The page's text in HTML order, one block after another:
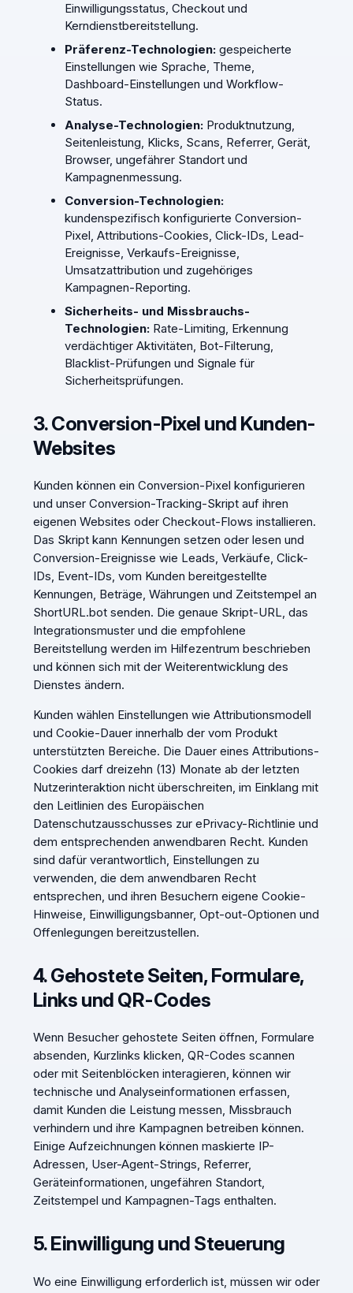
Einwilligungsstatus, Checkout und
Kerndienstbereitstellung.
Präferenz-Technologien:gespeicherte
Einstellungen wie Sprache, Theme,
Dashboard-Einstellungen und Workflow-
Status.
Analyse-Technologien:Produktnutzung,
Seitenleistung, Klicks, Scans, Referrer, Gerät,
Browser, ungefährer Standort und
Kampagnenmessung.
Conversion-Technologien:
kundenspezifisch konfigurierte Conversion-
Pixel, Attributions-Cookies, Click-IDs, Lead-
Ereignisse, Verkaufs-Ereignisse,
Umsatzattribution und zugehöriges
Kampagnen-Reporting.
Sicherheits- und Missbrauchs-
Technologien:Rate-Limiting, Erkennung
verdächtiger Aktivitäten, Bot-Filterung,
Blacklist-Prüfungen und Signale für
Sicherheitsprüfungen.
3. Conversion-Pixel und Kunden-
Websites
Kunden können ein Conversion-Pixel konfigurieren
und unser Conversion-Tracking-Skript auf ihren
eigenen Websites oder Checkout-Flows installieren.
Das Skript kann Kennungen setzen oder lesen und
Conversion-Ereignisse wie Leads, Verkäufe, Click-
IDs, Event-IDs, vom Kunden bereitgestellte
Kennungen, Beträge, Währungen und Zeitstempel an
ShortURL.bot senden. Die genaue Skript-URL, das
Integrationsmuster und die empfohlene
Bereitstellung werden im Hilfezentrum beschrieben
und können sich mit der Weiterentwicklung des
Dienstes ändern.
Kunden wählen Einstellungen wie Attributionsmodell
und Cookie-Dauer innerhalb der vom Produkt
unterstützten Bereiche. Die Dauer eines Attributions-
Cookies darf dreizehn (13) Monate ab der letzten
Nutzerinteraktion nicht überschreiten, im Einklang mit
den Leitlinien des Europäischen
Datenschutzausschusses zur ePrivacy-Richtlinie und
dem entsprechenden anwendbaren Recht. Kunden
sind dafür verantwortlich, Einstellungen zu
verwenden, die dem anwendbaren Recht
entsprechen, und ihren Besuchern eigene Cookie-
Hinweise, Einwilligungsbanner, Opt-out-Optionen und
Offenlegungen bereitzustellen.
4. Gehostete Seiten, Formulare,
Links und QR-Codes
Wenn Besucher gehostete Seiten öffnen, Formulare
absenden, Kurzlinks klicken, QR-Codes scannen
oder mit Seitenblöcken interagieren, können wir
technische und Analyseinformationen erfassen,
damit Kunden die Leistung messen, Missbrauch
verhindern und ihre Kampagnen betreiben können.
Einige Aufzeichnungen können maskierte IP-
Adressen, User-Agent-Strings, Referrer,
Geräteinformationen, ungefähren Standort,
Zeitstempel und Kampagnen-Tags enthalten.
5. Einwilligung und Steuerung
Wo eine Einwilligung erforderlich ist, müssen wir oder